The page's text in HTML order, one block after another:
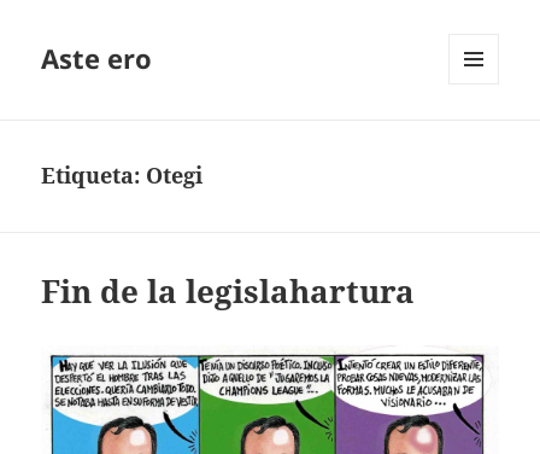
Aste ero
Etiqueta: Otegi
Fin de la legislahartura